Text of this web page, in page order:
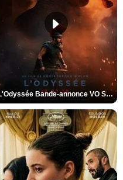
L'Odyssée Bande-annonce VO STFR